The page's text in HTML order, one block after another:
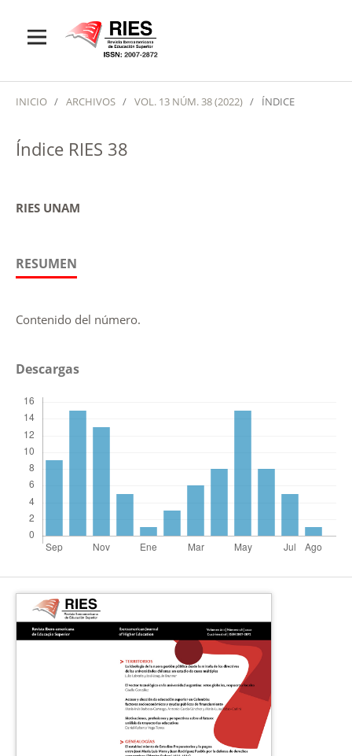
INICIO / ARCHIVOS / VOL. 13 NÚM. 38 (2022) / ÍNDICE
Índice RIES 38
RIES UNAM
RESUMEN
Contenido del número.
Descargas